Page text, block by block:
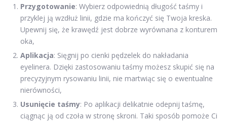
Przygotowanie: Wybierz odpowiednią długość taśmy i
przyklej ją wzdłuż linii, gdzie ma kończyć się Twoja kreska.
Upewnij się, że krawędź jest dobrze wyrównana z konturem
oka,
Aplikacja: Sięgnij po cienki pędzelek do nakładania
eyelinera. Dzięki zastosowaniu taśmy możesz skupić się na
precyzyjnym rysowaniu linii, nie martwiąc się o ewentualne
nierówności,
Usunięcie taśmy: Po aplikacji delikatnie odepnij taśmę,
ciągnąc ją od czoła w stronę skroni. Taki sposób pomoże Ci